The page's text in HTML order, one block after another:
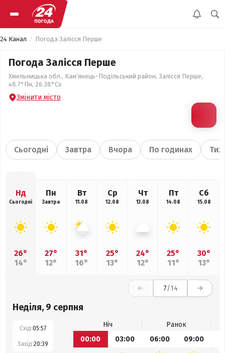
24 Канал Погода Залісся Перше
Погода Залісся Перше
Хмельницька обл., Кам’янець-Подільський район, Залісся Перше,
48.7°Пн, 26.38°Сх
Змінити місто
Сьогодні Завтра Вчора По годинах
Нд
Сьогодні
26°
14°
Пн
Завтра
27°
12°
Вт
11.08
31°
16°
Ср
12.08
25°
13°
Чт
13.08
24°
12°
Пт
14.08
25°
11°
Сб
15.08
30°
13°
7/14
Неділя, 9 серпня
Схід:05:57
Захід:20:39
Ніч
Ранок
00:00
03:00 06:00 09:00